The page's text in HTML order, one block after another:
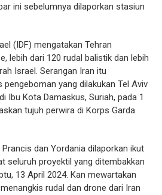
ini sebelumnya dilaporkan stasiun
(IDF) mengatakan Tehran
lebih dari 120 rudal balistik dan lebih
Israel. Serangan Iran itu
yang dilakukan Tel Aviv
Ibu Kota Damaskus, Suriah, pada 1
tujuh perwira di Korps Garda
dan Yordania dilaporkan ikut
seluruh proyektil yang ditembakkan
13 April 2024. Kan mewartakan
rudal dan drone dari Iran